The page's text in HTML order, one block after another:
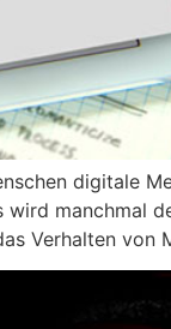
digitale
manchmal
Verhalten von